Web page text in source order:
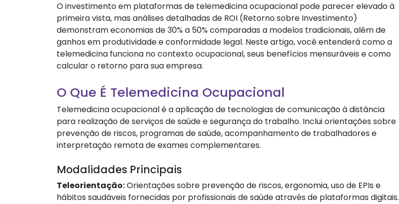
O investimento em plataformas de telemedicina ocupacional pode parecer elevado à
primeira vista, mas análises detalhadas de ROI (Retorno sobre Investimento)
demonstram economias de 30% a 50% comparadas a modelos tradicionais, além de
ganhos em produtividade e conformidade legal. Neste artigo, você entenderá como a
telemedicina funciona no contexto ocupacional, seus benefícios mensuráveis e como
calcular o retorno para sua empresa.
O Que É Telemedicina Ocupacional
Telemedicina ocupacional é a aplicação de tecnologias de comunicação à distância
para realização de serviços de saúde e segurança do trabalho. Inclui orientações sobre
prevenção de riscos, programas de saúde, acompanhamento de trabalhadores e
interpretação remota de exames complementares.
Modalidades Principais
Teleorientação:Orientações sobre prevenção de riscos, ergonomia, uso de EPIs e
hábitos saudáveis fornecidas por profissionais de saúde através de plataformas digitais.